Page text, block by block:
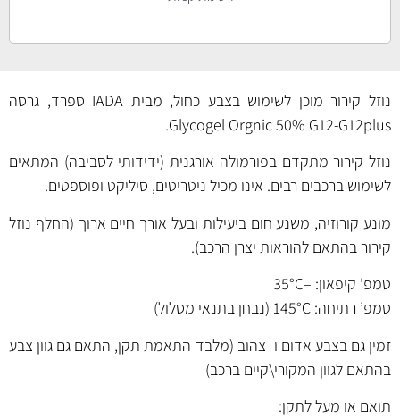
נוזל קירור מוכן לשימוש בצבע כחול, מבית IADA ספרד, גרסה
Glycogel Orgnic 50% G12-G12plus.
נוזל קירור מתקדם בפורמולה אורגנית (ידידותי לסביבה) המתאים
לשימוש ברכבים רבים. אינו מכיל ניטריטים, סיליקט ופוספטים.
מונע קורוזיה, משנע חום ביעילות ובעל אורך חיים ארוך (החלף נוזל
קירור בהתאם להוראות יצרן הרכב).
טמפ’ קיפאון: –35°C
טמפ’ רתיחה: 145°C (נבחן בתנאי מסלול)
זמין גם בצבע אדום ו- צהוב (מלבד התאמת תקן, התאם גם גוון צבע
בהתאם לגוון המקורי\קיים ברכב)
תואם או מעל לתקן: